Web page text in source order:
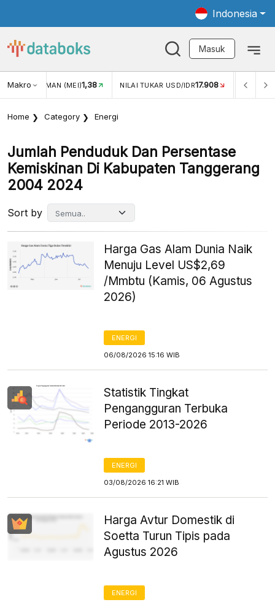
Indonesia
Masuk
MakroWISMAN (MEI)1,38 NILAI TUKAR USD/IDR17.908 INFLASI
Home Category Energi
Jumlah Penduduk Dan Persentase
Kemiskinan Di Kabupaten Tanggerang
2004 2024
Sort by
Harga Gas Alam Dunia Naik
Menuju Level US$2,69
/Mmbtu (Kamis, 06 Agustus
2026)
ENERGI
06/08/2026 15:16 WIB
Statistik Tingkat
Pengangguran Terbuka
Periode 2013-2026
ENERGI
03/08/2026 16:21 WIB
Harga Avtur Domestik di
Soetta Turun Tipis pada
Agustus 2026
ENERGI